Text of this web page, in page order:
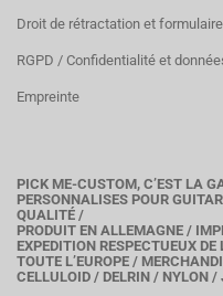
Droit de rétractation et
RGPD / Confidentialité et
Empreinte
PICK ME-CUSTOM, C’EST LA
PERSONNALISES POUR
QUALITÉ /
PRODUIT EN ALLEMAGNE /
EXPEDITION RESPECTUEUX
TOUTE L’EUROPE /
CELLULOID / DELRIN / NYLON